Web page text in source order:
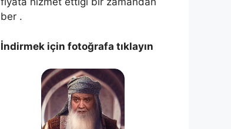
ber .
İndirmek için fotoğrafa tıklayın